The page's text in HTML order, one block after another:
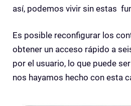
así, podemos vivir sin estas
Es posible reconfigurar los
obtener un acceso rápido a
por el usuario, lo que puede
nos hayamos hecho con esta